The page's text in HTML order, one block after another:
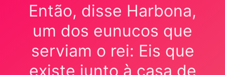
Então, disse Harbona,
um dos eunucos que
serviam o rei: Eis que
existe junto à casa de